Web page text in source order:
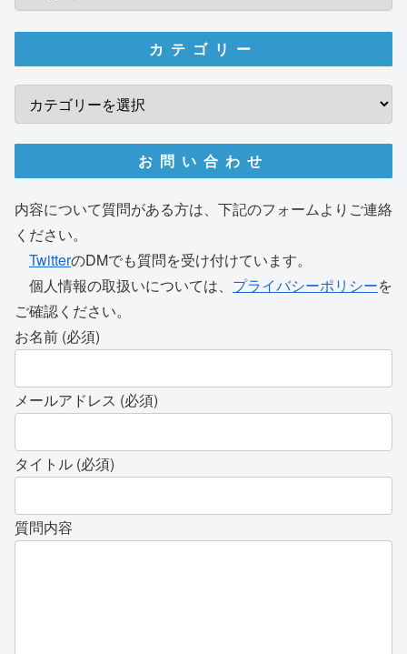
カテゴリー
お問い合わせ
内容について質問がある方は、下記のフォームよりご連絡
ください。
TwitterのDMでも質問を受け付けています。
個人情報の取扱いについては、 プライバシーポリシーを
ご確認ください。
お名前 (必須)
メールアドレス (必須)
タイトル (必須)
質問内容